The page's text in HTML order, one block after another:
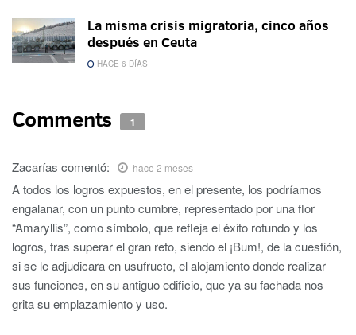
La misma crisis migratoria, cinco años
después en Ceuta
HACE 6 DÍAS
Comments 1
Zacarías comentó: hace 2 meses
A todos los logros expuestos, en el presente, los podríamos
engalanar, con un punto cumbre, representado por una flor
“Amaryllis”, como símbolo, que refleja el éxito rotundo y los
logros, tras superar el gran reto, siendo el ¡Bum!, de la cuestión,
si se le adjudicara en usufructo, el alojamiento donde realizar
sus funciones, en su antiguo edificio, que ya su fachada nos
grita su emplazamiento y uso.